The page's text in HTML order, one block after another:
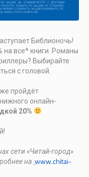
Библионочь!
на все* книги. Романы
Выбирайте
с головой.
пройдёт
онлайн-
20%
сети «Читай-город»
на www.chitai-